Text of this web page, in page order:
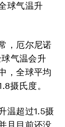
球气温升
，厄尔尼诺
气温会升
，全球平均
摄氏度。
温超过1.5摄
且目前还没